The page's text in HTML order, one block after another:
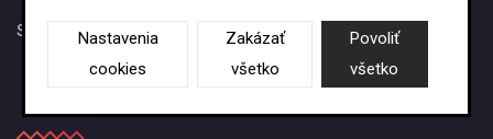
Spracovanie osobných údajov - GDPR
Nastavenia
cookies
Zakázať
všetko
Povoliť
všetko